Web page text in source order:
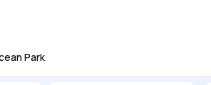
Park